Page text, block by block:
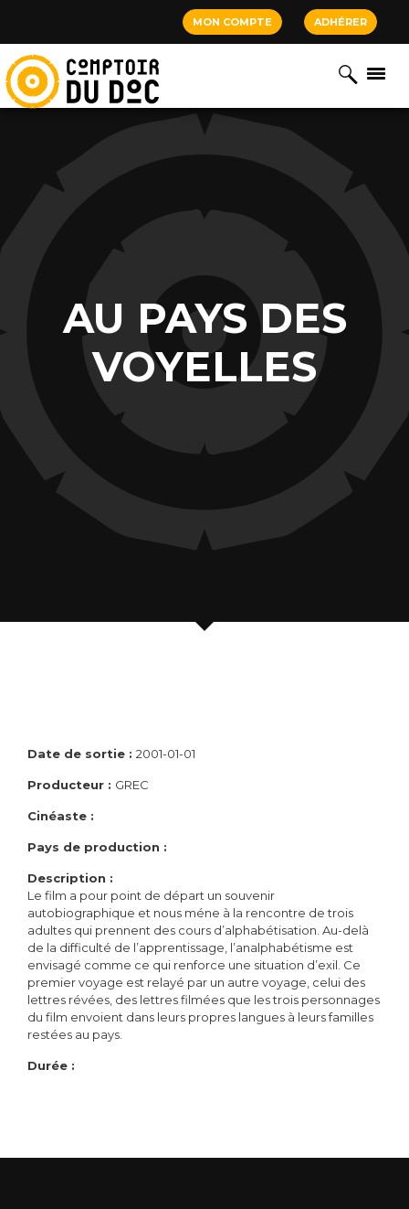
MON COMPTE ADHÉRER
AU PAYS DES
VOYELLES
Date de sortie : 2001-01-01
Producteur : GREC
Cinéaste :
Pays de production :
Description :
Le film a pour point de départ un souvenir
autobiographique et nous méne à la rencontre de trois
adultes qui prennent des cours d’alphabétisation. Au-delà
de la difficulté de l’apprentissage, l’analphabétisme est
envisagé comme ce qui renforce une situation d’exil. Ce
premier voyage est relayé par un autre voyage, celui des
lettres révées, des lettres filmées que les trois personnages
du film envoient dans leurs propres langues à leurs familles
restées au pays.
Durée :
Cookies management panel